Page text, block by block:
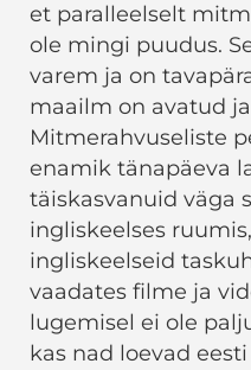
et paralleelselt
ole mingi puudus.
varem ja on
maailm on avatud
Mitmerahvuseliste
enamik tänapäeva
täiskasvanuid väga
ingliskeelses
ingliskeelseid
vaadates filme ja
lugemisel ei ole
kas nad loevad